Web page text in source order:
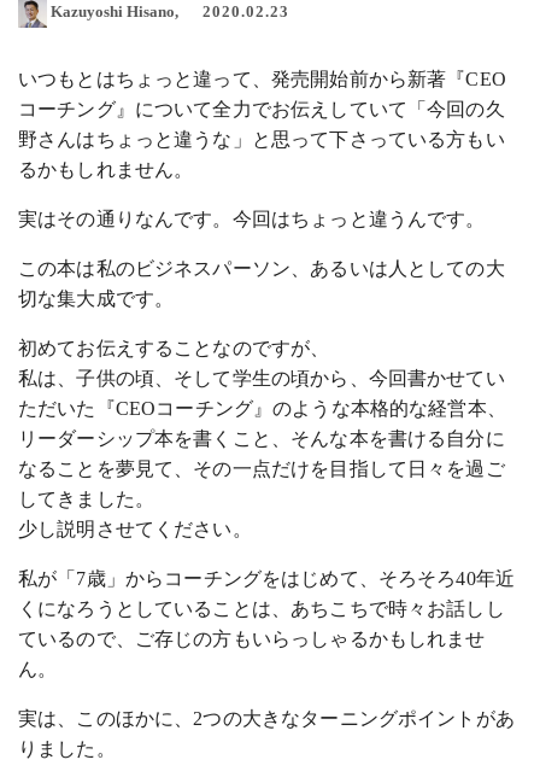
Kazuyoshi Hisano 2020.02.23
いつもとはちょっと違って、発売開始前から新著『CEO
コーチング』について全力でお伝えしていて「今回の久
野さんはちょっと違うな」と思って下さっている方もい
るかもしれません。
実はその通りなんです。今回はちょっと違うんです。
この本は私のビジネスパーソン、あるいは人としての大
切な集大成です。
初めてお伝えすることなのですが、
私は、子供の頃、そして学生の頃から、今回書かせてい
ただいた『CEOコーチング』のような本格的な経営本、
リーダーシップ本を書くこと、そんな本を書ける自分に
なることを夢見て、その一点だけを目指して日々を過ご
してきました。
少し説明させてください。
私が「7歳」からコーチングをはじめて、そろそろ40年近
くになろうとしていることは、あちこちで時々お話しし
ているので、ご存じの方もいらっしゃるかもしれませ
ん。
実は、このほかに、2つの大きなターニングポイントがあ
りました。